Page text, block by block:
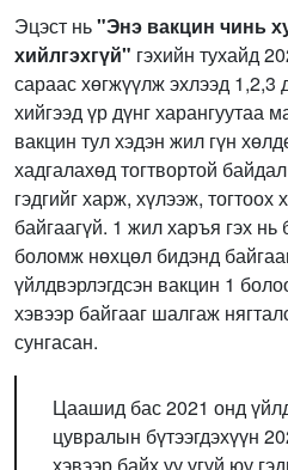
Эцэст нь"Энэ вакцин чинь
хийлгэхгүй" гэхийн тухайд
сараас хөгжүүлж эхлээд
хийгээд үр дүнг харангуутаа
вакцин тул хэдэн жил гүн
хадгалахөд тогтвортой
гэдгийг харж, хүлээж, тогтоох
байгаагүй. 1 жил харъя гэх нь
боломж нөхцөл бидэнд
үйлдвэрлэгдсэн вакцин 1
хэвээр байгааг шалгаж
сунгасан.
Цаашид бас 2021 онд
цувралын бүтээгдэхүүн
хэвээр байх уу үгүй юу